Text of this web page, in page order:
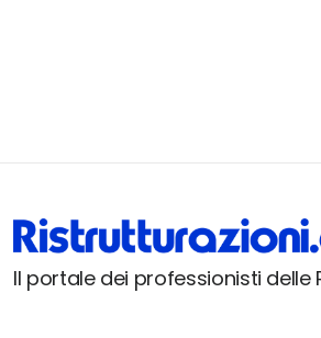
Il portale dei professionisti delle